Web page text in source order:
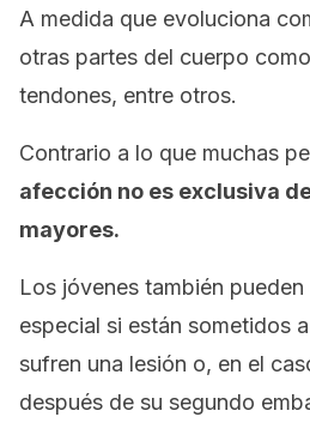
A medida que evoluciona
otras partes del cuerpo
tendones, entre otros.
Contrario a lo que muchas
afección no es exclusiva
mayores.
Los jóvenes también
especial si están sometidos
sufren una lesión o, en el
después de su segundo